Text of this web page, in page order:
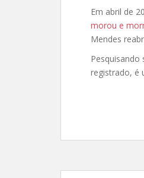
Em abril de
morou e
Mendes
registrado, é